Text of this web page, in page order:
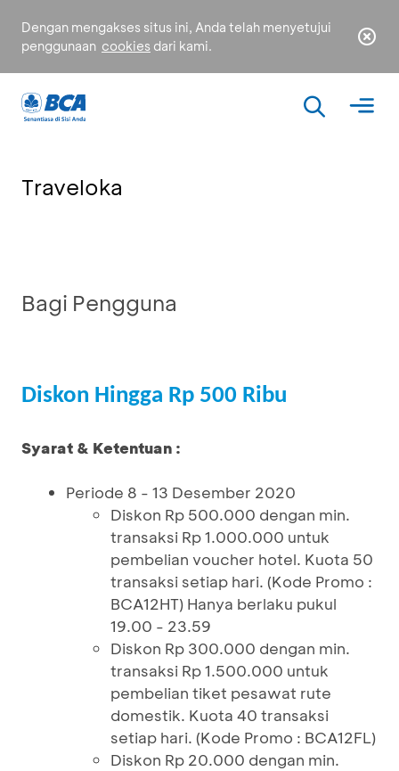
Dengan mengakses situs ini, Anda telah menyetujui
penggunaan cookies dari kami.
Traveloka
Bagi Pengguna
Diskon Hingga Rp 500 Ribu
Syarat & Ketentuan :
Periode 8 - 13 Desember 2020
Diskon Rp 500.000 dengan min.
transaksi Rp 1.000.000 untuk
pembelian voucher hotel. Kuota 50
transaksi setiap hari. (Kode Promo :
BCA12HT) Hanya berlaku pukul
19.00 - 23.59
Diskon Rp 300.000 dengan min.
transaksi Rp 1.500.000 untuk
pembelian tiket pesawat rute
domestik. Kuota 40 transaksi
setiap hari. (Kode Promo : BCA12FL)
Diskon Rp 20.000 dengan min.